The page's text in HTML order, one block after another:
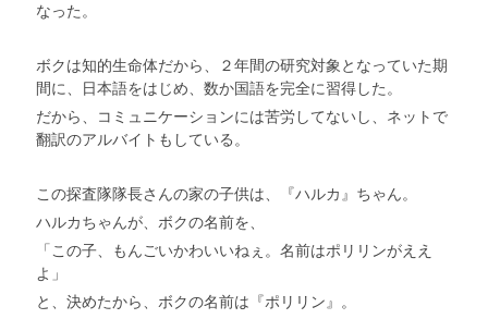
なった。
ボクは知的生命体だから、２年間の研究対象となっていた期
間に、日本語をはじめ、数か国語を完全に習得した。
だから、コミュニケーションには苦労してないし、ネットで
翻訳のアルバイトもしている。
この探査隊隊長さんの家の子供は、『ハルカ』ちゃん。
ハルカちゃんが、ボクの名前を、
「この子、もんごいかわいいねぇ。名前はポリリンがええ
よ」
と、決めたから、ボクの名前は『ポリリン』。